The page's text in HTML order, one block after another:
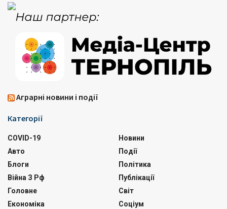
Аграрні новини і події
Категорії
COVID-19
Авто
Блоги
Війна З Рф
Головне
Економіка
Новини
Події
Політика
Публікації
Світ
Соціум